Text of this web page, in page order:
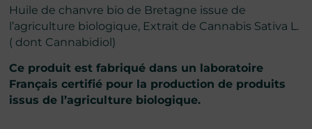
Huile de chanvre bio de Bretagne issue de
l’agriculture biologique, Extrait de Cannabis Sativa L.
( dont Cannabidiol)
Ce produit est fabriqué dans un laboratoire
Français certifié pour la production de produits
issus de l’agriculture biologique.